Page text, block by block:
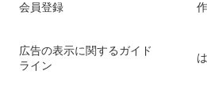
会員登録
広告の表示に関するガイド
ライン